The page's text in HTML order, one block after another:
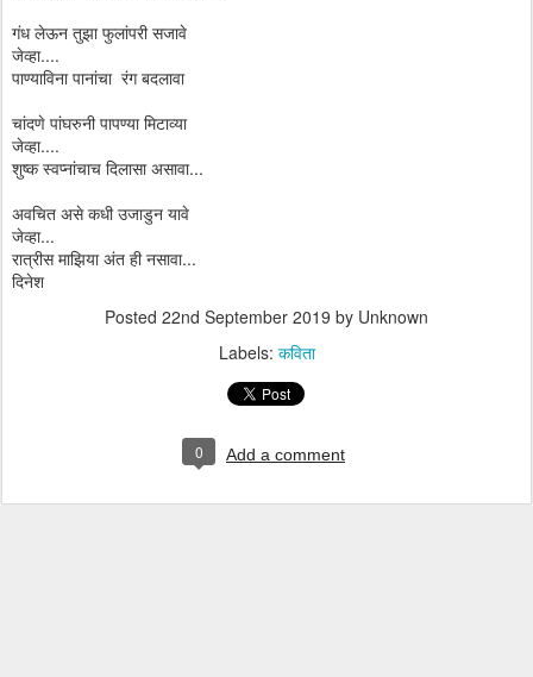
गंध लेऊन तुझा फुलांपरी सजावे
जेव्हा....
पाण्याविना पानांचा रंग बदलावा
चांदणे पांघरुनी पापण्या मिटाव्या
जेव्हा....
शुष्क स्वप्नांचाच दिलासा असावा...
अवचित असे कधी उजाडुन यावे
जेव्हा...
रात्रीस माझिया अंत ही नसावा...
दिनेश
Posted 22nd September 2019 by Unknown
Labels: कविता
0 Add a comment